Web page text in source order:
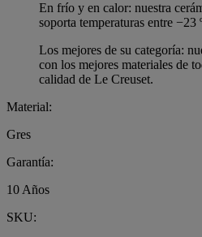
En frío y en calor: nuestra
soporta temperaturas entre −23
Los mejores de su categoría:
con los mejores materiales de
calidad de Le Creuset.
Material:
Gres
Garantía:
10 Años
SKU: